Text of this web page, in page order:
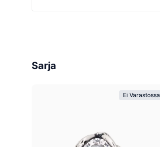
Sarja
Ei Varastossa